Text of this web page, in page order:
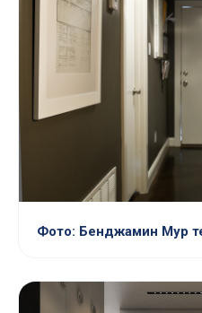
Фото: Бенджамин Мур